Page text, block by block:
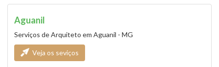
Aguanil
Serviços de Arquiteto em Aguanil - MG
Veja os seviços